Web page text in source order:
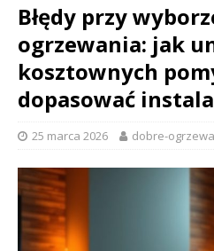
Błędy przy
ogrzewania: jak
kosztownych
dopasować
25 marca 2026 dobre-